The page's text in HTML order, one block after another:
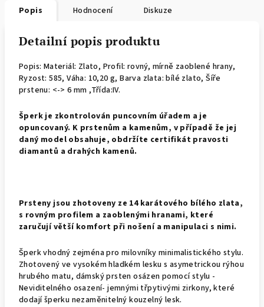
Popis Hodnocení Diskuze
Detailní popis produktu
Popis: Materiál: Zlato, Profil: rovný, mírně zaoblené hrany,
Ryzost: 585, Váha: 10,20 g, Barva zlata: bílé zlato, Šíře
prstenu: <-> 6 mm ,Třída:IV.
Šperk je zkontrolován puncovním úřadem a je
opuncovaný. K prstenům a kamenům, v případě že jej
daný model obsahuje, obdržíte certifikát pravosti
diamantů a drahých kamenů.
Prsteny jsou zhotoveny ze 14 karátového bílého zlata,
s rovným profilem a zaoblenými hranami, které
zaručují větší komfort při nošení a manipulaci s nimi.
Šperk vhodný zejména pro milovníky minimalistického stylu.
Zhotovený ve vysokém hladkém lesku s asymetrickou rýhou
hrubého matu, dámský prsten osázen pomocí stylu -
Neviditelného osazení- jemnými třpytivými zirkony, které
dodají šperku nezaměnitelný kouzelný lesk.